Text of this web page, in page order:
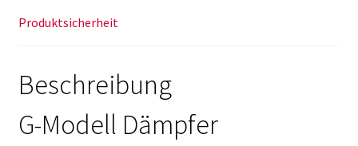
Produktsicherheit
Beschreibung
G-Modell Dämpfer